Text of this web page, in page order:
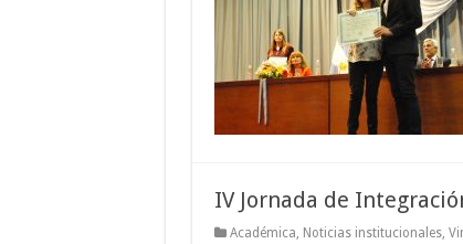
IV Jornada de
Académica Noticias institucionales,